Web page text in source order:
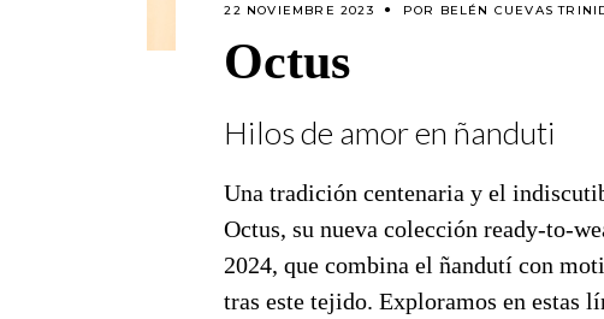
22 NOVIEMBRE 2023 POR BELÉN CUEVAS
Octus
Hilos de amor en ñanduti
Una tradición centenaria y el
Octus, su nueva colección ready-to-
2024, que combina el ñandutí con
tras este tejido. Exploramos en estas